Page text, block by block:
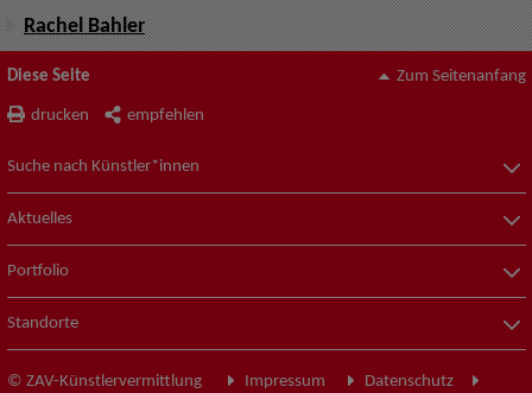
Rachel Bahler
Diese Seite
drucken empfehlen
Zum Seitenanfang
Suche nach Künstler*innen
Aktuelles
Portfolio
Standorte
© ZAV-Künstlervermittlung Impressum Datenschutz